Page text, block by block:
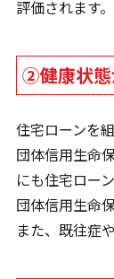
評価されます。
②健康状態
住宅ローンを
団体信用生命
にも住宅ロー
団体信用生命
また、既往症